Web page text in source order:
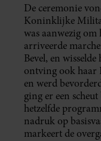
De ceremonie
Koninklijke
was aanwezig
arriveerde
Bevel, en
ontving ook haar
en werd
ging er een
hetzelfde
nadruk op
markeert de